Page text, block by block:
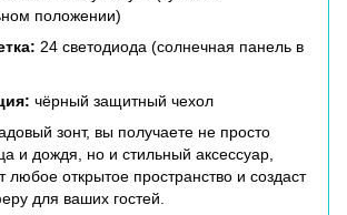
положении)
24 светодиода (солнечная панель в
чёрный защитный чехол
зонт, вы получаете не просто
и дождя, но и стильный аксессуар,
любое открытое пространство и создаст
для ваших гостей.